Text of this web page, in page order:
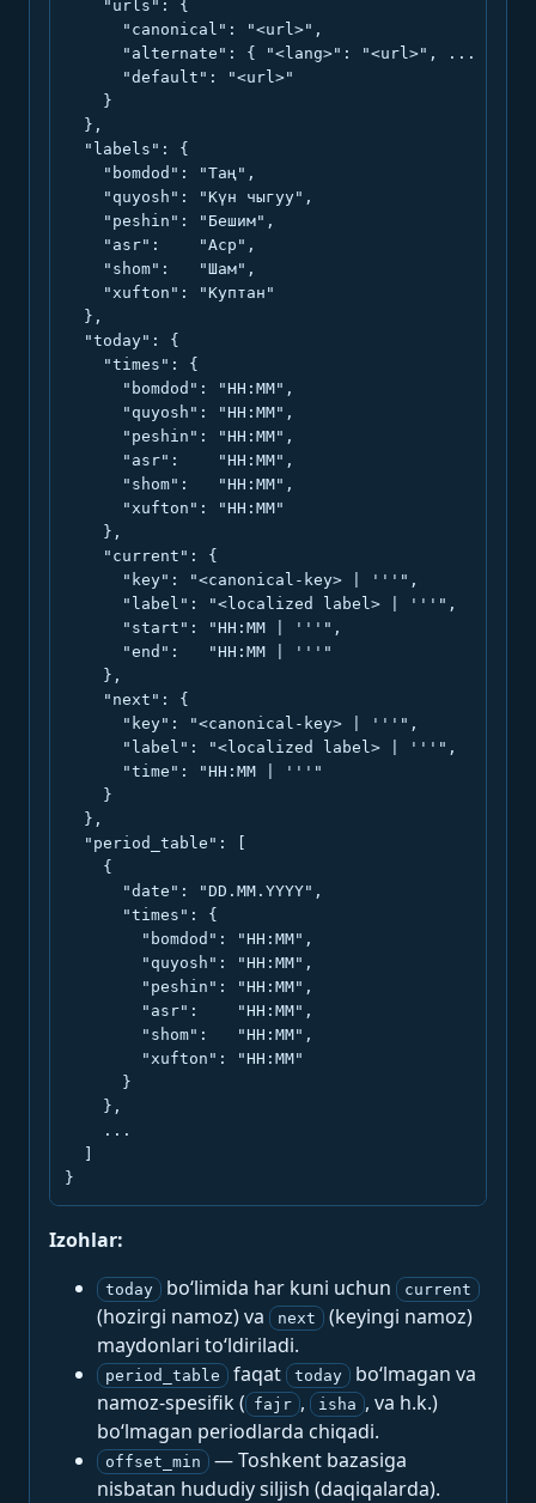
    "urls": {
      "canonical": "<url>",
      "alternate": { "<lang>": "<url>", ... },
      "default": "<url>"
    }
  },
  "labels": {
    "bomdod": "Таң",
    "quyosh": "Күн чыгуу",
    "peshin": "Бешим",
    "asr":    "Аср",
    "shom":   "Шам",
    "xufton": "Куптан"
  },
  "today": {
    "times": {
      "bomdod": "HH:MM",
      "quyosh": "HH:MM",
      "peshin": "HH:MM",
      "asr":    "HH:MM",
      "shom":   "HH:MM",
      "xufton": "HH:MM"
    },
    "current": {
      "key": "<canonical-key> | '''",
      "label": "<localized label> | '''",
      "start": "HH:MM | '''",
      "end":   "HH:MM | '''"
    },
    "next": {
      "key": "<canonical-key> | '''",
      "label": "<localized label> | '''",
      "time": "HH:MM | '''"
    }
  },
  "period_table": [
    {
      "date": "DD.MM.YYYY",
      "times": {
        "bomdod": "HH:MM",
        "quyosh": "HH:MM",
        "peshin": "HH:MM",
        "asr":    "HH:MM",
        "shom":   "HH:MM",
        "xufton": "HH:MM"
      }
    },
    ...
}
Izohlar:
today bo‘limida har kuni uchun current
(hozirgi namoz) va next
(keyingi namoz)
maydonlari to‘ldiriladi.
period_table faqat today
bo‘lmagan va
namoz-spesifik ( fajr , isha , va h.k.)
bo‘lmagan periodlarda chiqadi.
offset_min
— Toshkent bazasiga
nisbatan hududiy siljish (daqiqalarda).